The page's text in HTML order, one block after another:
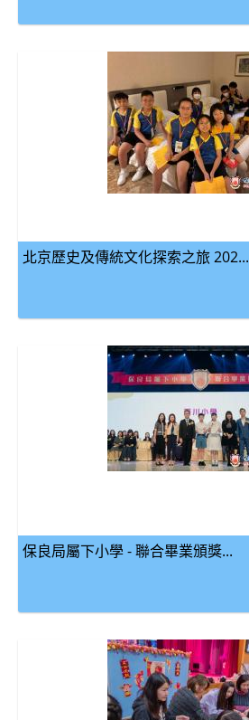
北京歷史及傳統文化探索之旅 202...
保良局屬下小學 - 聯合畢業頒獎...